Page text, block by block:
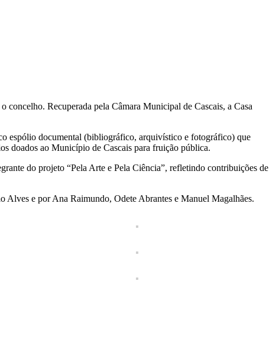
concelho. Recuperada pela Câmara Municipal de Cascais, a Casa
espólio documental (bibliográfico, arquivístico e fotográfico) que
doados ao Município de Cascais para fruição pública.
do projeto “Pela Arte e Pela Ciência”, refletindo contribuições de
Alves e por Ana Raimundo, Odete Abrantes e Manuel Magalhães.